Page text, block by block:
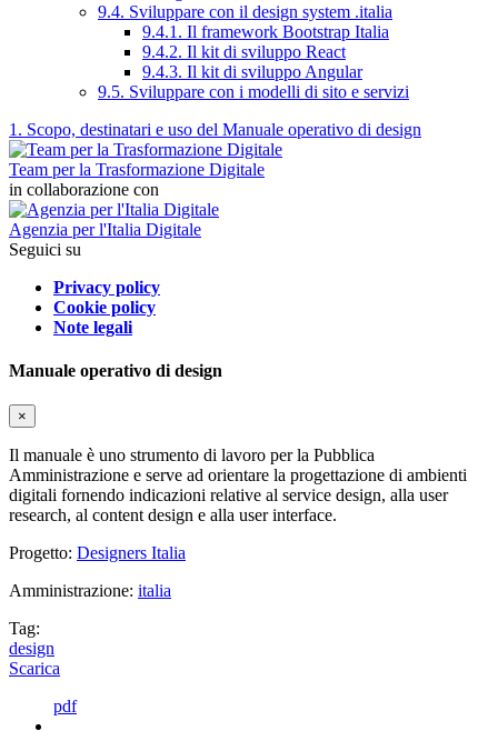
9.4. Sviluppare con il design system .italia
9.4.1. Il framework Bootstrap Italia
9.4.2. Il kit di sviluppo React
9.4.3. Il kit di sviluppo Angular
9.5. Sviluppare con i modelli di sito e servizi
1. Scopo, destinatari e uso del Manuale operativo di design
Team per la Trasformazione Digitale
in collaborazione con
Agenzia per l'Italia Digitale
Seguici su
Privacy policy
Cookie policy
Note legali
Manuale operativo di design
×
Il manuale è uno strumento di lavoro per la Pubblica
Amministrazione e serve ad orientare la progettazione di ambienti
digitali fornendo indicazioni relative al service design, alla user
research, al content design e alla user interface.
Progetto: Designers Italia
Amministrazione: italia
Tag:
design
Scarica
pdf